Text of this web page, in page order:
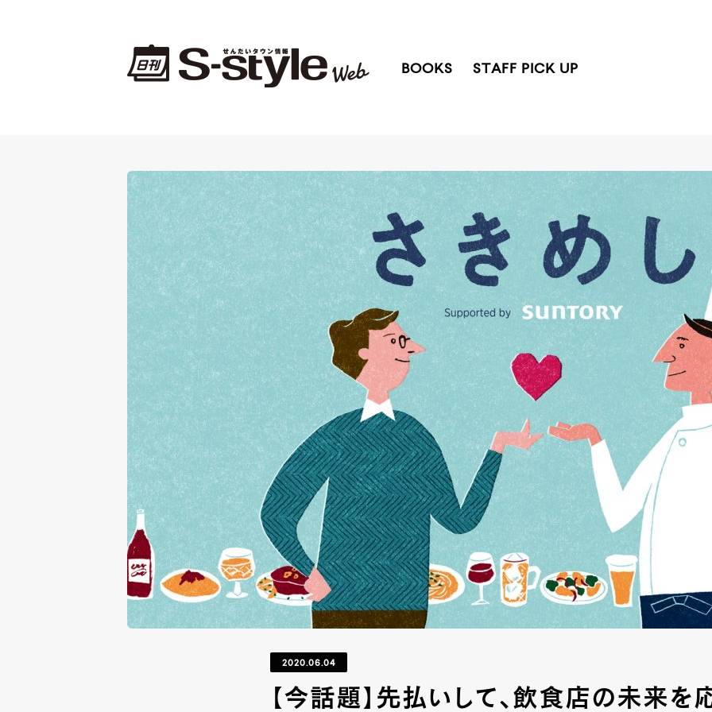
BOOKS STAFF PICK UP
2020.06.04
【今話題】先払いして、飲食店の未来を